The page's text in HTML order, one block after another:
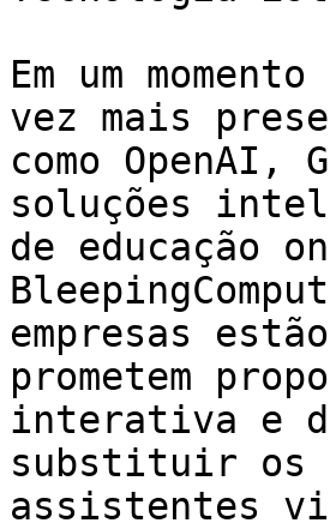
Em um
vez mais
como OpenAI,
soluções
de educação
empresas
prometem
interativa e
substituir os
assistentes